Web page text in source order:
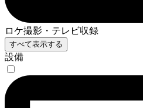
ロケ撮影・テレビ収録
すべて表示する
設備